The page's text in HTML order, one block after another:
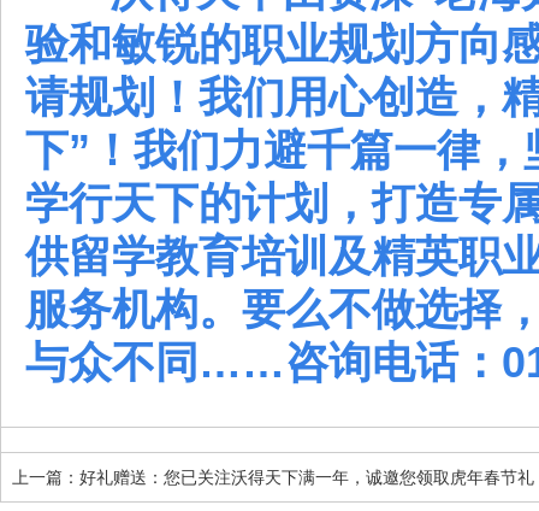
验和敏锐的职业规划方向
请规划！我们用心创造，
下”！我们力避千篇一律
学行天下的计划，打造专
供留学教育培训及精英职
服务机构。要么不做选择
与众不同……咨询电话：
上一篇：好礼赠送：您已关注沃得天下满一年，诚邀您领取虎年春节礼